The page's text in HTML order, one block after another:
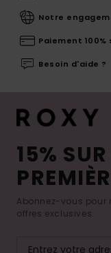
Notre
Paiement 100%
Besoin d'aide ?
15%
Abonnez-vous pour
offres exclusives.